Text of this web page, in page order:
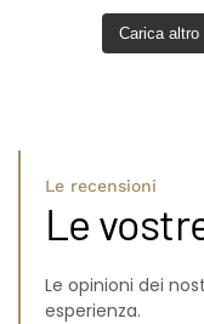
Carica altro
Le recensioni
Le
Le opinioni dei
esperienza.